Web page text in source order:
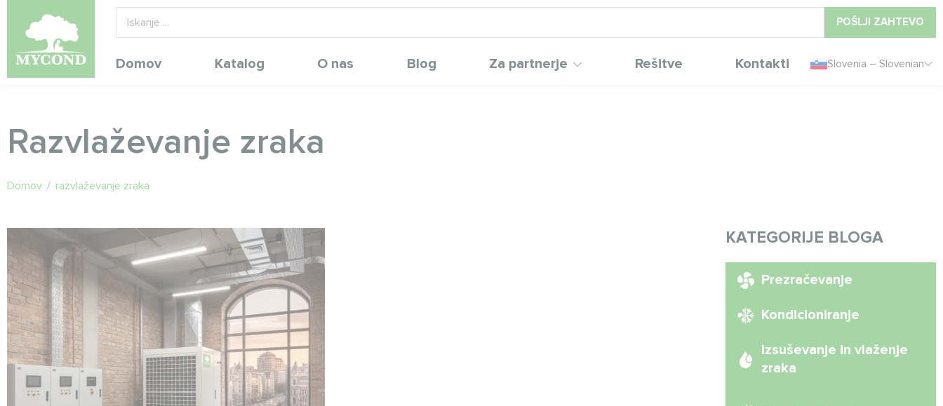
POŠLJI ZAHTEVO
Domov Katalog O nas Blog Za partnerje Rešitve Kontakti Slovenia – Slovenian
Razvlaževanje zraka
Domov / razvlaževanje zraka
KATEGORIJE BLOGA
Prezračevanje
Kondicioniranje
Izsuševanje in vlaženje
zraka